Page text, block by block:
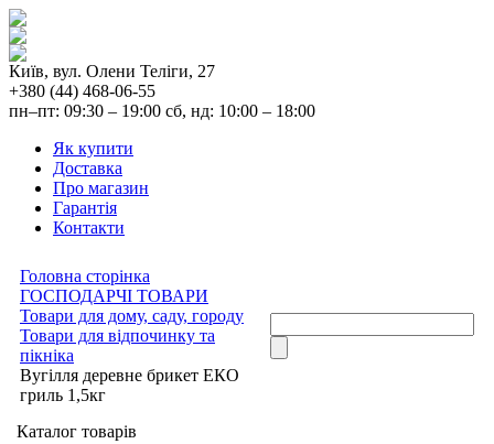
Київ, вул. Олени Теліги, 27
+380 (44) 468-06-55
пн–пт: 09:30 – 19:00 сб, нд: 10:00 – 18:00
Як купити
Доставка
Про магазин
Гарантія
Контакти
Головна сторінка
ГОСПОДАРЧІ ТОВАРИ
Товари для дому, саду, городу
Товари для відпочинку та
пікніка
Вугілля деревне брикет ЕКО
гриль 1,5кг
Каталог товарів